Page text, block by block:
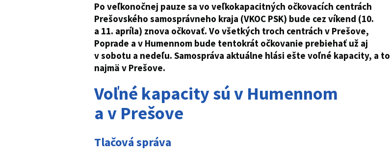
Po veľkonočnej pauze sa vo veľkokapacitných očkovacích centrách
Prešovského samosprávneho kraja (VKOC PSK) bude cez víkend (10.
a 11. apríla) znova očkovať. Vo všetkých troch centrách v Prešove,
Poprade a v Humennom bude tentokrát očkovanie prebiehať už aj
v sobotu a nedeľu. Samospráva aktuálne hlási ešte voľné kapacity, a to
najmä v Prešove.
Voľné kapacity sú v Humennom
a v Prešove
Tlačová správa